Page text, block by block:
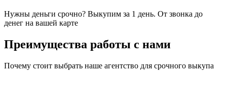
Нужны деньги срочно? Выкупим за 1 день. От звонка до
денег на вашей карте
Преимущества работы с нами
Почему стоит выбрать наше агентство для срочного выкупа